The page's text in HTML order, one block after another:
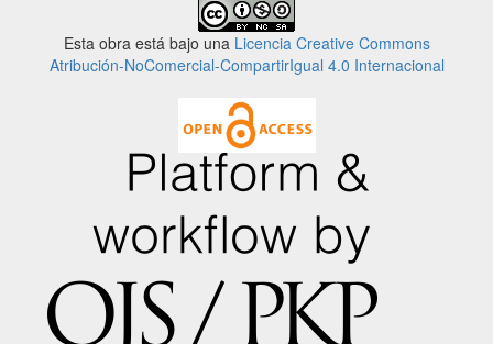
Esta obra está bajo una Licencia Creative Commons
Atribución-NoComercial-CompartirIgual 4.0 Internacional